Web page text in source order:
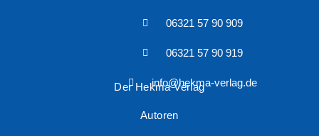
06321 57 90 909
06321 57 90 919
info@hekma-verlag.de
Der Hekma Verlag
Autoren